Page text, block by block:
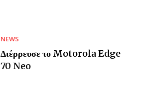
NEWS
Διέρρευσε το Motorola Edge
70 Neo